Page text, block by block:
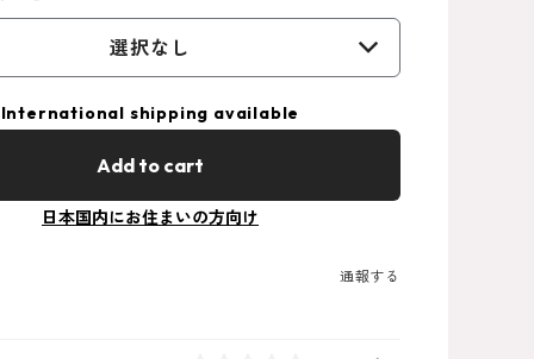
選択なし
International shipping available
Add to cart
日本国内にお住まいの方向け
通報する